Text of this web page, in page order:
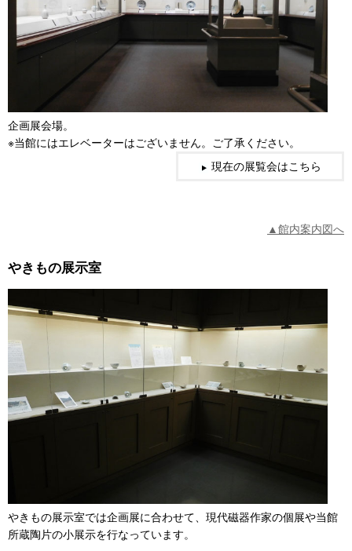
企画展会場。
※当館にはエレベーターはございません。ご了承ください。
現在の展覧会はこちら
▲館内案内図へ
やきもの展示室
やきもの展示室では企画展に合わせて、現代磁器作家の個展や当館
所蔵陶片の小展示を行なっています。